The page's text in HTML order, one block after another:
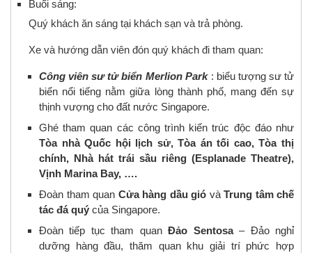
Buổi sáng:
Quý khách ăn sáng tại khách sạn và trả phòng.
Xe và hướng dẫn viên đón quý khách đi tham quan:
Công viên sư tử biển Merlion Park : biểu tượng sư tử
biển nổi tiếng nằm giữa lòng thành phố, mang đến sự
thịnh vượng cho đất nước Singapore.
Ghé tham quan các công trình kiến trúc độc đáo như
Tòa nhà Quốc hội lịch sử, Tòa án tối cao, Tòa thị
chính, Nhà hát trái sầu riêng (Esplanade Theatre),
Vịnh Marina Bay, ….
Đoàn tham quan Cửa hàng dầu gió và Trung tâm chế
tác đá quý của Singapore.
Đoàn tiếp tục tham quanĐảo Sentosa– Đảo nghỉ
dưỡng hàng đầu, thăm quan khu giải trí phức hợp